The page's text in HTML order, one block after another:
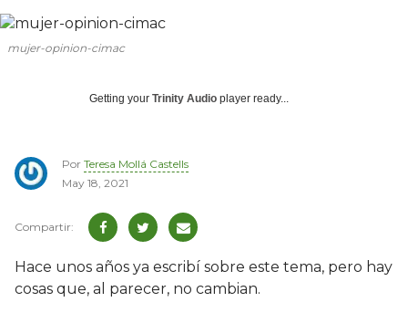
mujer-opinion-cimac
Getting your Trinity Audio player ready...
Por Teresa Mollá Castells
May 18, 2021
Hace unos años ya escribí sobre este tema, pero hay
cosas que, al parecer, no cambian.